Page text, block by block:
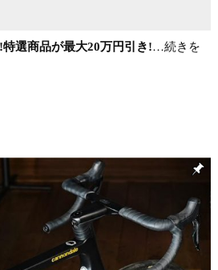
選商品が最大20万円引き!…続きを